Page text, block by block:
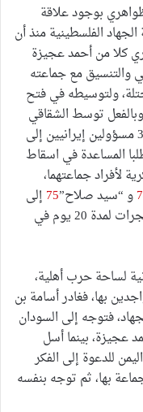
د. الظواهري بوجود علاقة
الفلسطينية منذ أن
كلا من أحمد عجيزة
والتنسيق مع جماعته
ولتوسيطه في فتح
توسط الشقاقي
مع إيران، فأوفدت في نفس العام وفدا من 3 مسؤولين إيرانيين إلى
المساعدة في اسقاط
لأفراد جماعتهما،
و “سيد صلاح”75 إلى
لبنان، وأخذا دورة تدريبية في صناعة المتفجرات لمدة 20 يوم في
الأفغانية لساحة حرب أهلية،
بها، فغادر أسامة بن
فتوجه إلى السودان
عجيزة، بينما أسل
للدعوة إلى الفكر
بها، ثم توجه بنفسه